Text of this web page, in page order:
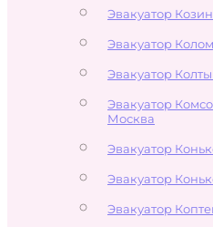
Эвакуатор
Эвакуатор
Эвакуатор
Эвакуатор
Москва
Эвакуатор
Эвакуатор
Эвакуатор